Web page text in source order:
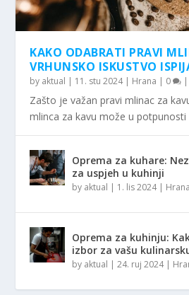
KAKO ODABRATI PRAVI
VRHUNSKO ISKUSTVO
by aktual | 11. stu 2024| Hrana | 0
Zašto je važan pravi mlinac za
mlinca za kavu može u potpunosti
Oprema za kuhare:
za uspjeh u kuhinji
by aktual | 1. lis 2024| Hrana
Oprema za kuhinju:
izbor za vašu
by aktual |24. ruj 2024|